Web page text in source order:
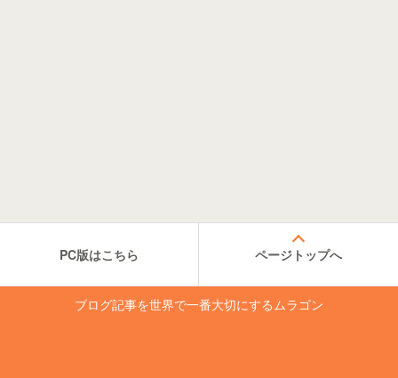
PC版はこちら ページトップへ
ブログ記事を世界で一番大切にするムラゴン